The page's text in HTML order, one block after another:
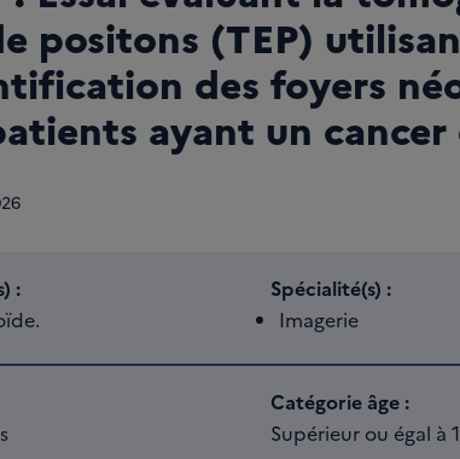
positons (TEP)
des foyers
ayant un
:
Spécialité(s) :
Imagerie
Catégorie âge :
Supérieur ou égal à